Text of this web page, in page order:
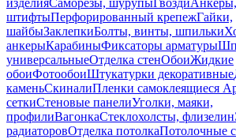
изделияСаморезы, шурупыГвозди
штифтыПерфорированный крепежГайки,
шайбыЗаклепкиБолты, винты, шпильки
анкерыКарабиныФиксаторы арматуры
универсальныеОтделка стенОбоиЖидкие
обоиФотообоиШтукатурки декоративные
каменьСкиналиПленки самоклеящиеся
сеткиСтеновые панелиУголки, маяки,
профилиВагонкаСтеклохолсты, флизелин
радиаторовОтделка потолкаПотолочные